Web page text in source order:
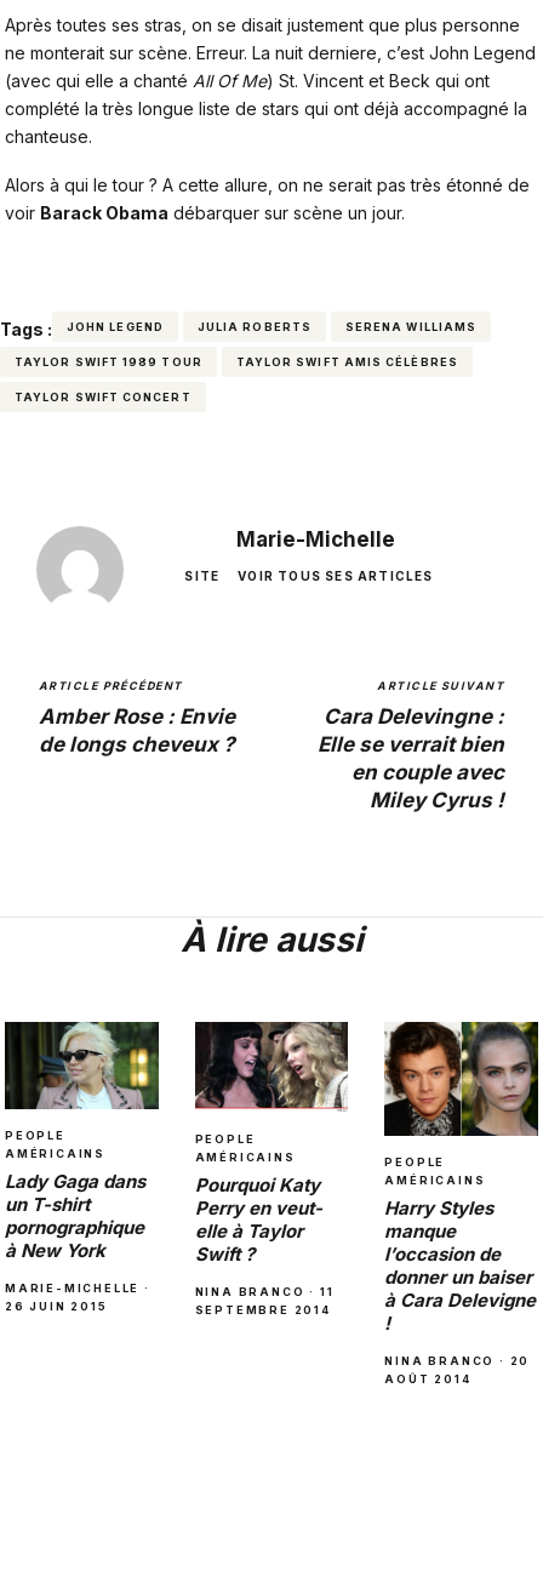
Après toutes ses stras, on se disait justement que plus personne
ne monterait sur scène. Erreur. La nuit derniere, c’est John Legend
(avec qui elle a chanté All Of Me) St. Vincent et Beck qui ont
complété la très longue liste de stars qui ont déjà accompagné la
chanteuse.
Alors à qui le tour ? A cette allure, on ne serait pas très étonné de
voir Barack Obama débarquer sur scène un jour.
Tags : JOHN LEGEND JULIA ROBERTS SERENA WILLIAMS
TAYLOR SWIFT 1989 TOUR TAYLOR SWIFT AMIS CÉLÈBRES
TAYLOR SWIFT CONCERT
Marie-Michelle
SITE VOIR TOUS SES ARTICLES
ARTICLE PRÉCÉDENT
Amber Rose : Envie
de longs cheveux ?
ARTICLE SUIVANT
Cara Delevingne :
Elle se verrait bien
en couple avec
Miley Cyrus !
À lire aussi
PEOPLE
AMÉRICAINS
Lady Gaga dans
un T-shirt
pornographique
à New York
MARIE-MICHELLE ·
26 JUIN 2015
PEOPLE
AMÉRICAINS
Pourquoi Katy
Perry en veut-
elle à Taylor
Swift ?
NINA BRANCO · 11
SEPTEMBRE 2014
PEOPLE
AMÉRICAINS
Harry Styles
manque
l’occasion de
donner un baiser
à Cara Delevigne
!
NINA BRANCO · 20
AOÛT 2014